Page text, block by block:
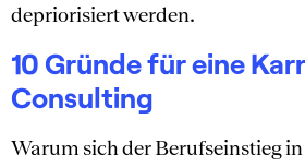
depriorisiert werden.
10 Gründe für eine
Consulting
Warum sich der Berufseinstieg